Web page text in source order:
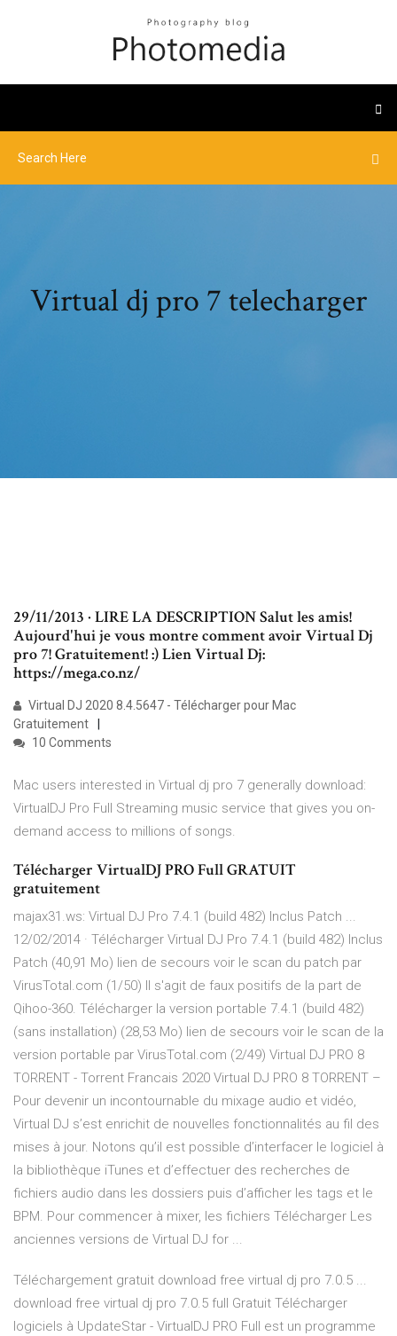
Virtual dj pro 7 telecharger
29/11/2013 · LIRE LA DESCRIPTION Salut les amis!
Aujourd'hui je vous montre comment avoir Virtual Dj
pro 7! Gratuitement! :) Lien Virtual Dj:
https://mega.co.nz/
Virtual DJ 2020 8.4.5647 - Télécharger pour Mac
Gratuitement
10 Comments
Mac users interested in Virtual dj pro 7 generally download:
VirtualDJ Pro Full Streaming music service that gives you on-
demand access to millions of songs.
Télécharger VirtualDJ PRO Full GRATUIT
gratuitement
majax31.ws: Virtual DJ Pro 7.4.1 (build 482) Inclus Patch ...
12/02/2014 · Télécharger Virtual DJ Pro 7.4.1 (build 482) Inclus
Patch (40,91 Mo) lien de secours voir le scan du patch par
VirusTotal.com (1/50) Il s'agit de faux positifs de la part de
Qihoo-360. Télécharger la version portable 7.4.1 (build 482)
(sans installation) (28,53 Mo) lien de secours voir le scan de la
version portable par VirusTotal.com (2/49) Virtual DJ PRO 8
TORRENT - Torrent Francais 2020 Virtual DJ PRO 8 TORRENT –
Pour devenir un incontournable du mixage audio et vidéo,
Virtual DJ s’est enrichit de nouvelles fonctionnalités au fil des
mises à jour. Notons qu’il est possible d’interfacer le logiciel à
la bibliothèque iTunes et d’effectuer des recherches de
fichiers audio dans les dossiers puis d’afficher les tags et le
BPM. Pour commencer à mixer, les fichiers Télécharger Les
anciennes versions de Virtual DJ for ...
Téléchargement gratuit download free virtual dj pro 7.0.5 ...
download free virtual dj pro 7.0.5 full Gratuit Télécharger
logiciels à UpdateStar - VirtualDJ PRO Full est un programme